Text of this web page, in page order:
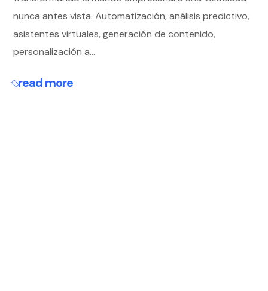
nunca antes vista. Automatización, análisis predictivo,
asistentes virtuales, generación de contenido,
personalización a...
read more